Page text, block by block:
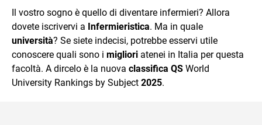
mente.
Il vostro sogno è quello di diventare infermieri? Allora
dovete iscrivervi a Infermieristica. Ma in quale
università? Se siete indecisi, potrebbe esservi utile
conoscere quali sono i migliori atenei in Italia per questa
facoltà. A dircelo è la nuova classifica QS World
University Rankings by Subject 2025.